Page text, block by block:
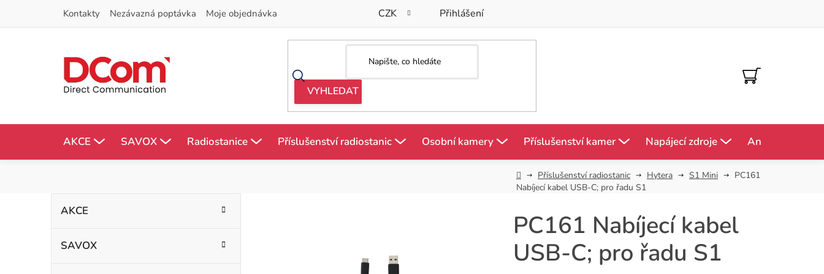
Kontakty Nezávazná poptávka Moje objednávka CZK Přihlášení
NÁKUPNÍ
KOŠÍK
AKCE SAVOX Radiostanice Příslušenství radiostanic Osobní kamery Příslušenství kamer Napájecí zdroje Antény
DomůPříslušenství radiostanic Hytera S1 Mini
PC161
Nabíjecí kabel USB-C; pro řadu S1
P
kategorie
AKCE
SAVOX
PC161 Nabíjecí kabel
USB-C; pro řadu S1